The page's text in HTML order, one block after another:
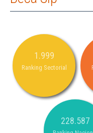
1.999
Ranking Sectorial
228.587